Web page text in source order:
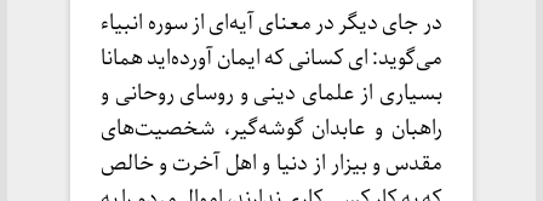
در جای دیگر در معنای آیه‌ای از سوره انبیاء
می‌گوید: ای کسانی که ایمان آورده‌اید همانا
بسیاری از علمای دینی و روسای روحانی و
راهبان و عابدان گوشه‌گیر، شخصیت‌های
مقدس و بیزار از دنیا و اهل آخرت و خالص